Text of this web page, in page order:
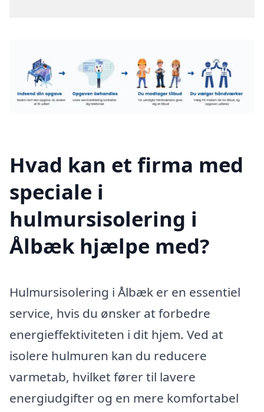
Hvad kan et firma med
speciale i
hulmursisolering i
Ålbæk hjælpe med?
Hulmursisolering i Ålbæk er en essentiel
service, hvis du ønsker at forbedre
energieffektiviteten i dit hjem. Ved at
isolere hulmuren kan du reducere
varmetab, hvilket fører til lavere
energiudgifter og en mere komfortabel